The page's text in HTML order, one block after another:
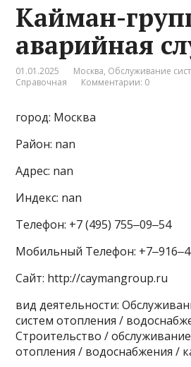
Кайман-
аварийная
01.01.2025 Москва, Обслуживание
Справочная
Комментарии: 0
город: Москва
Район: nan
Адрес: nan
Индекс: nan
Телефон: +7 (495) 755‒09‒54
Мобильный Телефон:
Сайт: http://caymangroup.ru
вид деятельности:
систем отопления /
Строительство /
отопления / водоснабжения /